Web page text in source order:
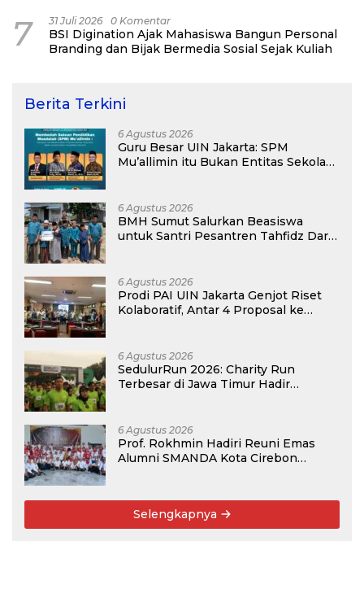
7 31 Juli 2026 0 Komentar
BSI Digination Ajak Mahasiswa Bangun Personal
Branding dan Bijak Bermedia Sosial Sejak Kuliah
Berita Terkini
6 Agustus 2026
Guru Besar UIN Jakarta: SPM
Mu’allimin itu Bukan Entitas Sekolah
6 Agustus 2026
BMH Sumut Salurkan Beasiswa
untuk Santri Pesantren Tahfidz Darul
6 Agustus 2026
Prodi PAI UIN Jakarta Genjot Riset
Kolaboratif, Antar 4 Proposal ke
6 Agustus 2026
SedulurRun 2026: Charity Run
Terbesar di Jawa Timur Hadir
Guru Honorer
6 Agustus 2026
Prof. Rokhmin Hadiri Reuni Emas
Alumni SMANDA Kota Cirebon
Selengkapnya